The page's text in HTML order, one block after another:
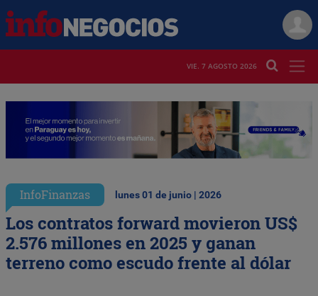
VIE. 7 AGOSTO 2026
InfoFinanzas lunes 01 de junio | 2026
Los contratos forward movieron US$
2.576 millones en 2025 y ganan
terreno como escudo frente al dólar